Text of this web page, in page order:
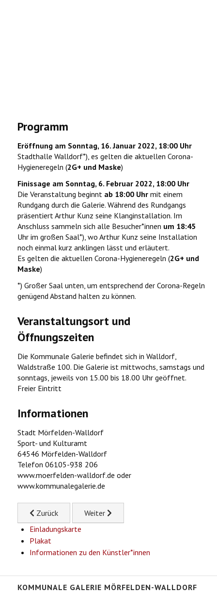
Programm
Eröffnung am Sonntag, 16. Januar 2022, 18:00 Uhr
Stadthalle Walldorf*), es gelten die aktuellen Corona-
Hygieneregeln (2G+ und Maske)
Finissage am Sonntag, 6. Februar 2022, 18:00 Uhr
Die Veranstaltung beginnt ab 18:00 Uhr mit einem
Rundgang durch die Galerie. Während des Rundgangs
präsentiert Arthur Kunz seine Klanginstallation. Im
Anschluss sammeln sich alle Besucher*innen um 18:45
Uhr im großen Saal*), wo Arthur Kunz seine Installation
noch einmal kurz anklingen lässt und erläutert.
Es gelten die aktuellen Corona-Hygieneregeln (2G+ und
Maske)
*) Großer Saal unten, um entsprechend der Corona-Regeln
genügend Abstand halten zu können.
Veranstaltungsort und
Öffnungszeiten
Die Kommunale Galerie befindet sich in Walldorf,
Waldstraße 100. Die Galerie ist mittwochs, samstags und
sonntags, jeweils von 15.00 bis 18.00 Uhr geöffnet.
Freier Eintritt
Informationen
Stadt Mörfelden-Walldorf
Sport- und Kulturamt
64546 Mörfelden-Walldorf
Telefon 06105-938 206
www.moerfelden-walldorf.de oder
www.kommunalegalerie.de
Previous article: Paul Hirsch: anders gleich
Zurück Next article: Anja Harms und Eberhard
Weiter
Einladungskarte
Plakat
Informationen zu den Künstler*innen
KOMMUNALE GALERIE MÖRFELDEN-WALLDORF